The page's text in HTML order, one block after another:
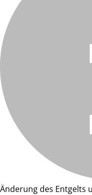
Änderung des Entgelts